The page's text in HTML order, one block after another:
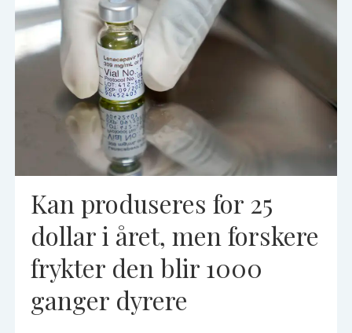
Kan produseres for 25
dollar i året, men forskere
frykter den blir 1000
ganger dyrere